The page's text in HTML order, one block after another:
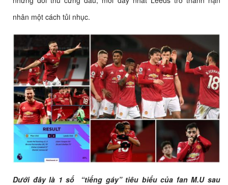
nhân một cách tủi nhục.
Dưới đây là 1 số “tiếng gáy” tiêu biểu của fan M.U sau